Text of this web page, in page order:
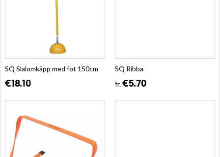
SQ Slalomkäpp med fot 150cm
€18.10
SQ Ribba
fr.€5.70